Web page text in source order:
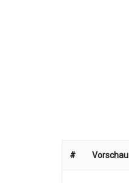
# Vorschau